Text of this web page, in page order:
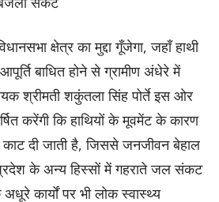
क्षेत्र का मुद्दा गूँजेगा, जहाँ हाथी
आपूर्ति बाधित होने से ग्रामीण अंधेरे में
श्रीमती शकुंतला सिंह पोर्ते इस ओर
करेंगी कि हाथियों के मूवमेंट के कारण
काट दी जाती है, जिससे जनजीवन बेहाल
के अन्य हिस्सों में गहराते जल संकट
कार्यों पर भी लोक स्वास्थ्य